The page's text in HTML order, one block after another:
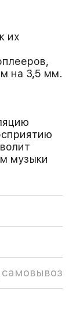
их
на 3,5 мм.
музыки